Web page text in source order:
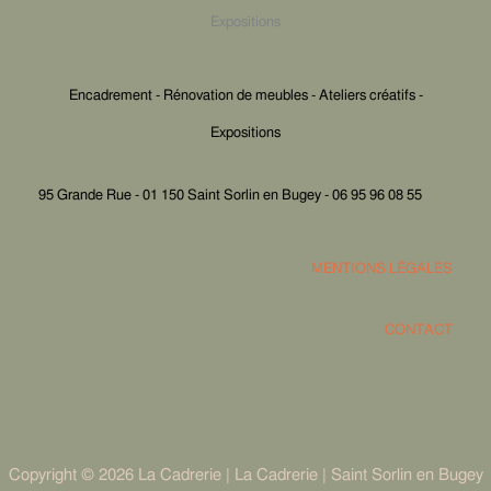
Expositions
Encadrement - Rénovation de meubles - Ateliers créatifs -
Expositions
95 Grande Rue - 01 150 Saint Sorlin en Bugey - 06 95 96 08 55
MENTIONS LÉGALES
CONTACT
Copyright © 2026 La Cadrerie | La Cadrerie | Saint Sorlin en Bugey